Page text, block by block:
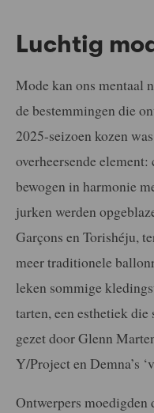
Luchtig
Mode kan ons mentaal
de bestemmingen die
2025-seizoen kozen was
overheersende
bewogen in harmonie
jurken werden
Garçons en Torishéju,
meer traditionele
leken sommige
tarten, een esthetiek
gezet door Glenn
Y/Project en Demna’s
Ontwerpers moedigden